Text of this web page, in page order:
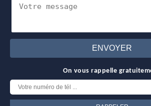
On vous rappelle